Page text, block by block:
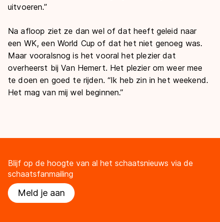
uitvoeren.”
Na afloop ziet ze dan wel of dat heeft geleid naar
een WK, een World Cup of dat het niet genoeg was.
Maar vooralsnog is het vooral het plezier dat
overheerst bij Van Hemert. Het plezier om weer mee
te doen en goed te rijden. “Ik heb zin in het weekend.
Het mag van mij wel beginnen.”
Blijf op de hoogte van al het schaatsnieuws via de
schaatsfanmailing
Meld je aan